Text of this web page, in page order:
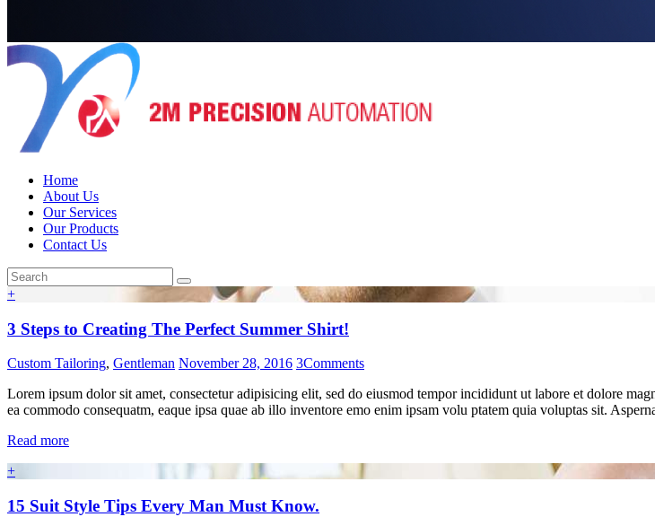
Home
About Us
Our Services
Our Products
Contact Us
+
3 Steps to Creating The Perfect Summer Shirt!
Custom Tailoring, Gentleman November 28, 2016 3Comments
Lorem ipsum dolor sit amet, consectetur adipisicing elit, sed do eiusmod tempor incididunt ut labore et dolore
ea commodo consequatm, eaque ipsa quae ab illo inventore emo enim ipsam volu ptatem quia voluptas sit.
Read more
+
15 Suit Style Tips Every Man Must Know.